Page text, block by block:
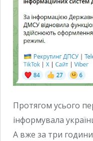
Протягом усього
інформувала
А вже за три